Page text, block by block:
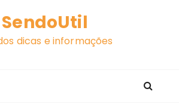
SendoUtil
dicas e informações